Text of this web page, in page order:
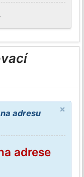
×
adresu
adrese